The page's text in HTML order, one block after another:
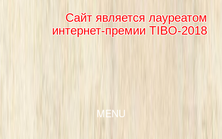
Сайт является лауреатом
интернет-премии TIBO-2018
MENU